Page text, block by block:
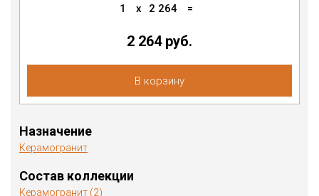
1 x 2 264 =
2 264 руб.
В корзину
Назначение
Керамогранит
Состав коллекции
Керамогранит (2)